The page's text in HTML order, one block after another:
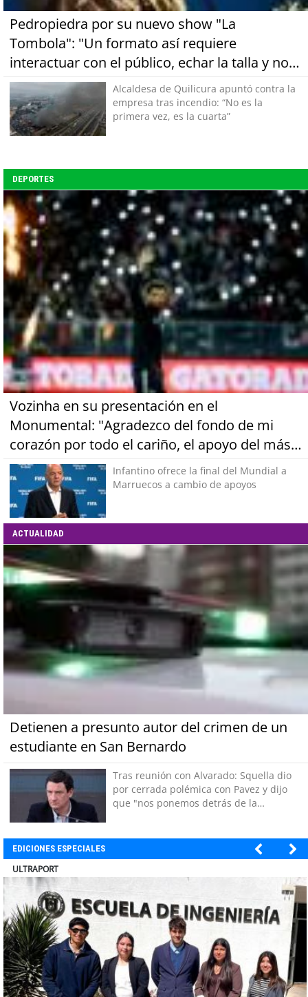
Pedropiedra por su nuevo show "La
Tombola": "Un formato así requiere
interactuar con el público, echar la talla y no
tener miedo a equivocarse"Alcaldesa de Quilicura apuntó contra la
empresa tras incendio: “No es la
primera vez, es la cuarta”
DEPORTES
Vozinha en su presentación en el
Monumental: "Agradezco del fondo de mi
corazón por todo el cariño, el apoyo del más
grande de Chile"Infantino ofrece la final del Mundial a
Marruecos a cambio de apoyos
ACTUALIDAD
Detienen a presunto autor del crimen de un
estudiante en San Bernardo
Tras reunión con Alvarado: Squella dio
por cerrada polémica con Pavez y dijo
que "nos ponemos detrás de la
EDICIONES ESPECIALES
BANCO DE CHILE